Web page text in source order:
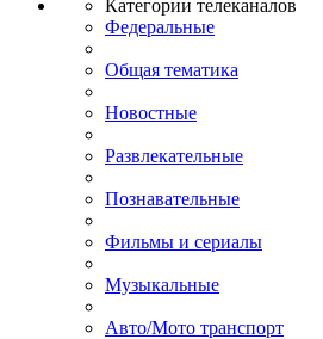
Категории телеканалов
Федеральные
Общая тематика
Новостные
Развлекательные
Познавательные
Фильмы и сериалы
Музыкальные
Авто/Мото транспорт